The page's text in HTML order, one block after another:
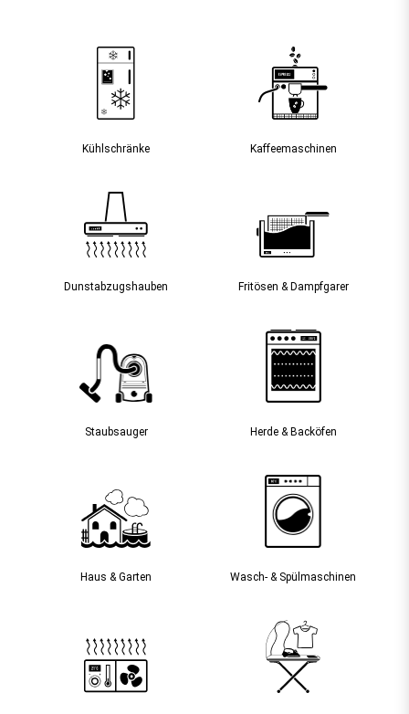
Kühlschränke Kaffee­maschinen
Dunst­abzugs­hauben Fritösen & Dampfgarer
Staubsauger­ Herde & Backöfen
Haus & Garten Wasch- & Spülmaschinen